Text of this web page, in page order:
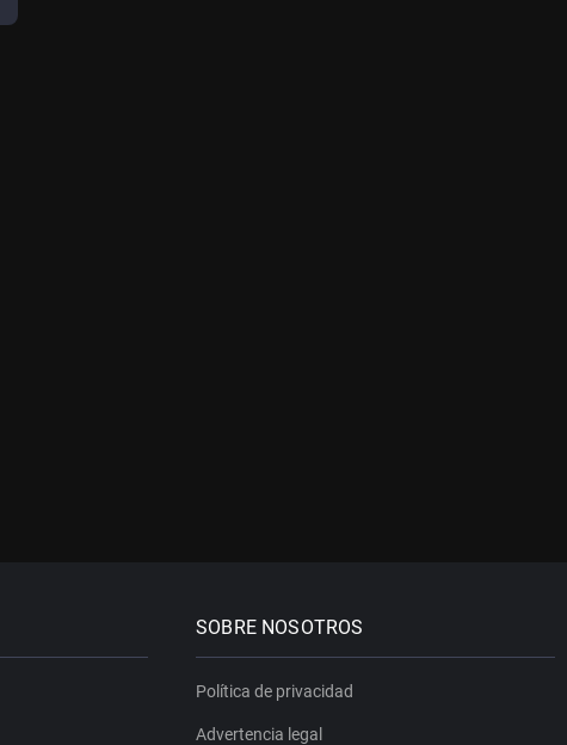
SOBRE NOSOTROS
Política de privacidad
Advertencia legal